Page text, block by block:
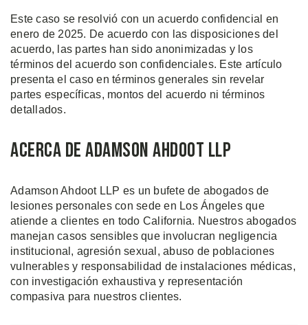
Este caso se resolvió con un acuerdo confidencial en
enero de 2025. De acuerdo con las disposiciones del
acuerdo, las partes han sido anonimizadas y los
términos del acuerdo son confidenciales. Este artículo
presenta el caso en términos generales sin revelar
partes específicas, montos del acuerdo ni términos
detallados.
Acerca de Adamson Ahdoot LLP
Adamson Ahdoot LLP es un bufete de abogados de
lesiones personales con sede en Los Ángeles que
atiende a clientes en todo California. Nuestros abogados
manejan casos sensibles que involucran negligencia
institucional, agresión sexual, abuso de poblaciones
vulnerables y responsabilidad de instalaciones médicas,
con investigación exhaustiva y representación
compasiva para nuestros clientes.